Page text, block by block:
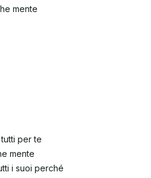
mente
per te
mente
i suoi perché